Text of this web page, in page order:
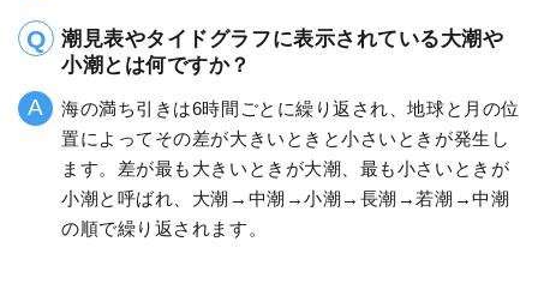
潮見表やタイドグラフに表示されている大潮や
小潮とは何ですか？
海の満ち引きは6時間ごとに繰り返され、地球と月の位
置によってその差が大きいときと小さいときが発生し
ます。差が最も大きいときが大潮、最も小さいときが
小潮と呼ばれ、大潮→中潮→小潮→長潮→若潮→中潮
の順で繰り返されます。